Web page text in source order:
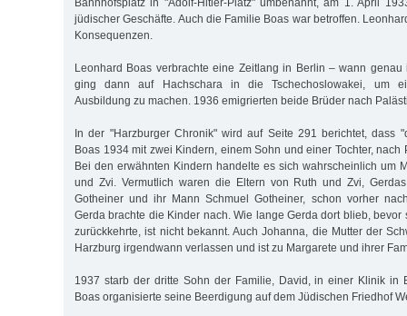
jüdischer Geschäfte. Auch die Familie Boas war betroffen.
Konsequenzen.
Leonhard Boas verbrachte eine Zeitlang in Berlin – wann
ging dann auf Hachschara in die Tschechoslowakei, um
Ausbildung zu machen. 1936 emigrierten beide Brüder nach
In der "Harzburger Chronik" wird auf Seite 291 berichtet, dass
Boas 1934 mit zwei Kindern, einem Sohn und einer Tochter, nach
Bei den erwähnten Kindern handelte es sich wahrscheinlich um
und Zvi. Vermutlich waren die Eltern von Ruth und Zvi,
Gotheiner und ihr Mann Schmuel Gotheiner, schon vorher
Gerda brachte die Kinder nach. Wie lange Gerda dort blieb, bevor
zurückkehrte, ist nicht bekannt. Auch Johanna, die Mutter der
Harzburg irgendwann verlassen und ist zu Margarete und ihrer
1937 starb der dritte Sohn der Familie, David, in einer Klinik in
Boas organisierte seine Beerdigung auf dem Jüdischen Friedhof